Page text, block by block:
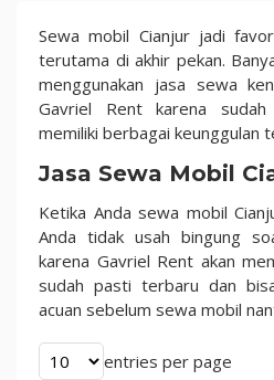
Sewa
Mobil
Cianjur
Rasakan
Hal
Menarik
Di
2023
Sewa mobil Cianjur jadi
terutama di akhir pekan.
menggunakan jasa sewa
Gavriel Rent karena
memiliki berbagai keunggulan
Jasa Sewa Mobil
Ketika Anda sewa mobil
Anda tidak usah bingung
karena Gavriel Rent akan
sudah pasti terbaru dan
acuan sebelum sewa mobil
entries per page